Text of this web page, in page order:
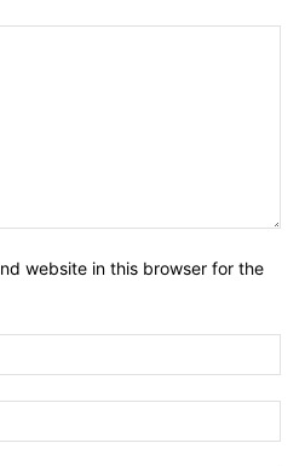
website in this browser for the